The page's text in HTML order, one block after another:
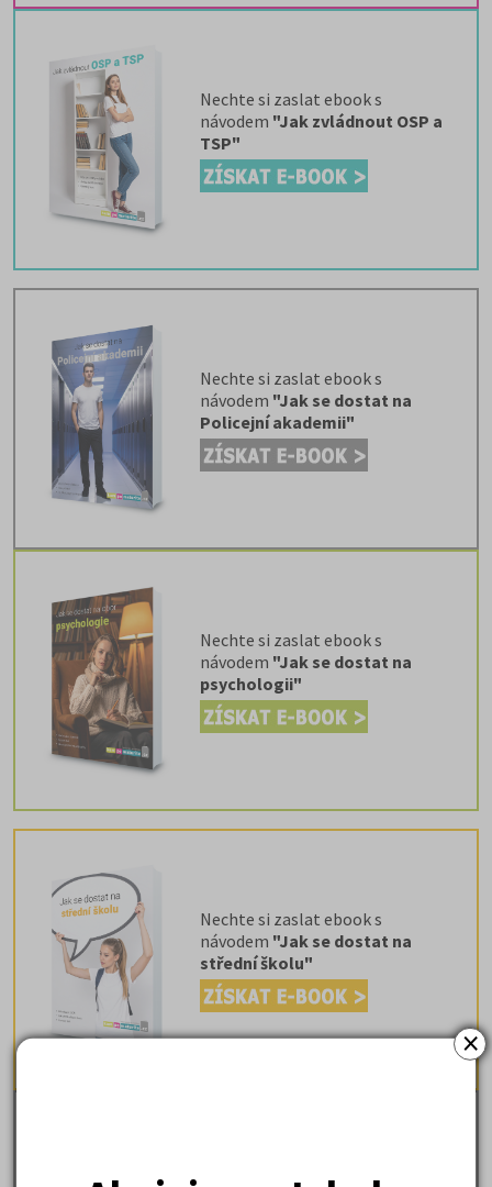
×
Nechte si zaslat ebook s
návodem "Jak zvládnout OSP a
TSP"
Nechte si zaslat ebook s
návodem "Jak se dostat na
Policejníakademii"
Nechte si zaslat ebook s
návodem "Jak se dostat na
psychologii"
Nechte si zaslat ebook s
návodem "Jak se dostat na
střední školu"